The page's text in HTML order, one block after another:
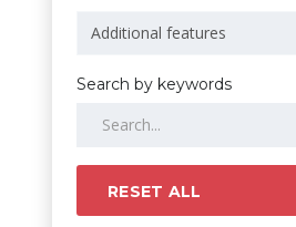
Search by keywords
RESET ALL